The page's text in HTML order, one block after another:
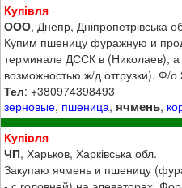
Купівля
ООО, Днепр, Дніпропетрівська
Купим пшеницу фуражную и
терминале ДССК в (Николаев), а
возможностью ж/д отгрузки). Ф/о
Тел: +380974398493
зерновые, пшеница,ячмень,
Купівля
ЧП, Харьков, Харківська обл.
Закупаю ячмень и пшеницу